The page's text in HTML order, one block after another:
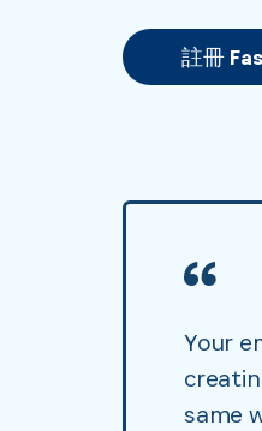
註冊
Your
same